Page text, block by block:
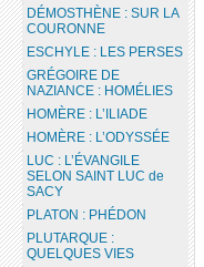
DÉMOSTHÈNE : SUR LA
COURONNE
ESCHYLE : LES PERSES
GRÉGOIRE DE
NAZIANCE : HOMÉLIES
HOMÈRE : L’ILIADE
HOMÈRE : L’ODYSSÉE
LUC : L’ÉVANGILE
SELON SAINT LUC de
SACY
PLATON : PHÉDON
PLUTARQUE :
QUELQUES VIES